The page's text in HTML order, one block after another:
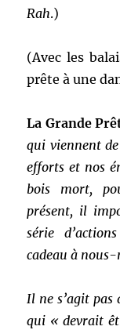
Rah.)
(Avec les
prête à une
La Grande
qui viennent de
efforts et nos
bois mort,
présent, il
série
cadeau à
Il ne s’agit pas
qui « devrait